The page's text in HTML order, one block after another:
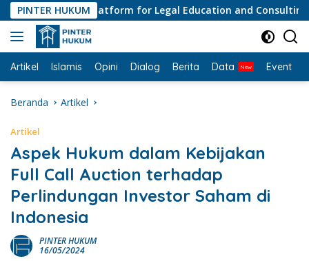
Langsung
ke
konten
PINTER HUKUM
#1 Platform for Legal Education and Consulting •
Artikel Islamis Opini Dialog Berita Data Event
Beranda Artikel
Artikel
Aspek Hukum dalam Kebijakan
Full Call Auction terhadap
Perlindungan Investor Saham di
Indonesia
PINTER HUKUM
16/05/2024